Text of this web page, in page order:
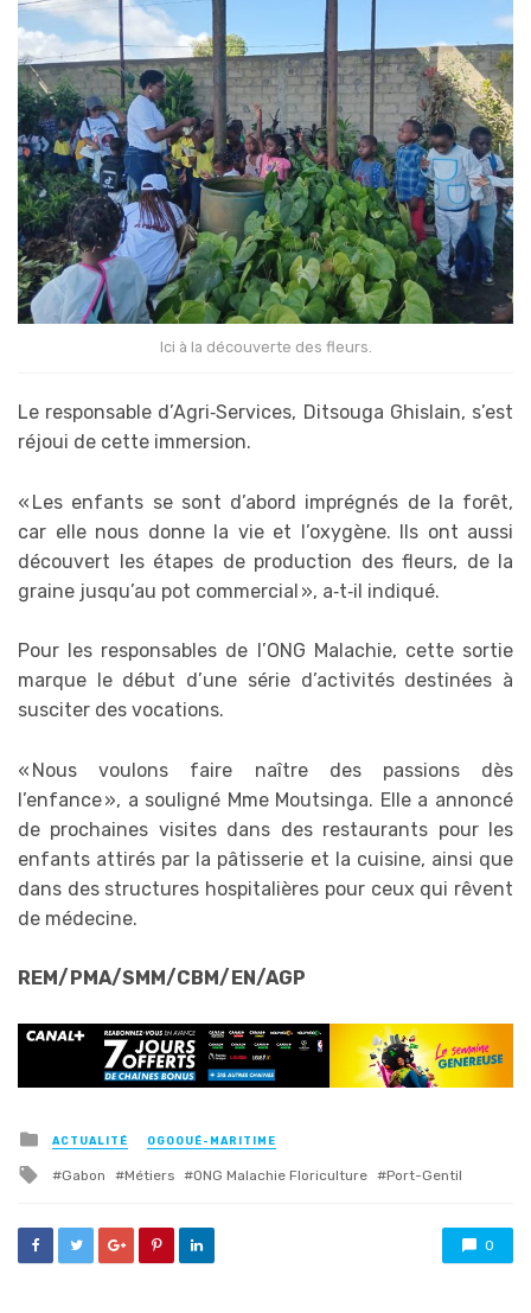
Ici à la découverte des fleurs.
Le responsable d’Agri‑Services, Ditsouga Ghislain, s’est
réjoui de cette immersion.
« Les enfants se sont d’abord imprégnés de la forêt,
car elle nous donne la vie et l’oxygène. Ils ont aussi
découvert les étapes de production des fleurs, de la
graine jusqu’au pot commercial », a‑t‑il indiqué.
Pour les responsables de l’ONG Malachie, cette sortie
marque le début d’une série d’activités destinées à
susciter des vocations.
« Nous voulons faire naître des passions dès
l’enfance », a souligné Mme Moutsinga. Elle a annoncé
de prochaines visites dans des restaurants pour les
enfants attirés par la pâtisserie et la cuisine, ainsi que
dans des structures hospitalières pour ceux qui rêvent
de médecine.
REM/PMA/SMM/CBM/EN/AGP
Posted
in
ACTUALITÉ OGOOUÉ-MARITIME
Tagged
Gabon Métiers ONG Malachie Floriculture Port-Gentil
0